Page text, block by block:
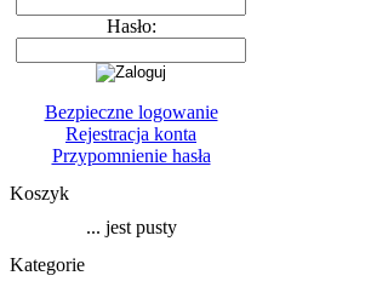
Hasło:
Bezpieczne logowanie
Rejestracja konta
Przypomnienie hasła
Koszyk
... jest pusty
Kategorie